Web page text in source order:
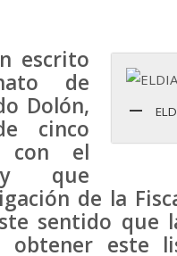
escrito
de
Dolón,
cinco
con el
y que
de la
sentido que
obtener este